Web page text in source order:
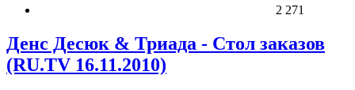
2 271
Денс Десюк & Триада - Стол заказов
(RU.TV 16.11.2010)